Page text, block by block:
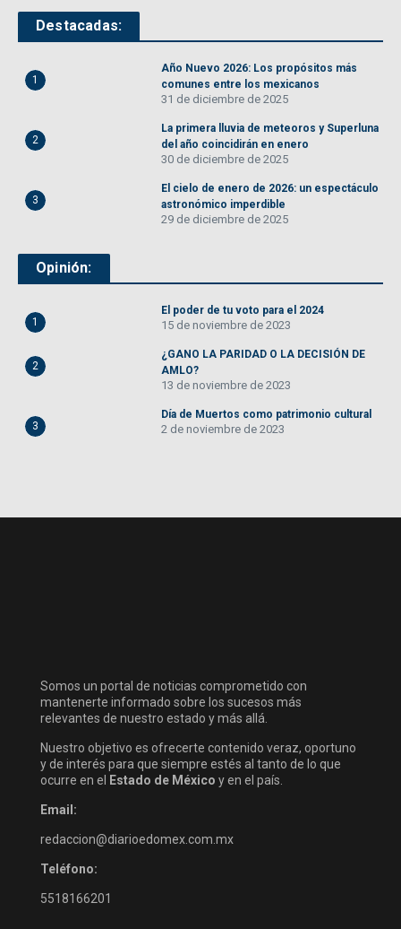
Destacadas:
1
Año Nuevo 2026: Los propósitos más
comunes entre los mexicanos
31 de diciembre de 2025
2
La primera lluvia de meteoros y Superluna
del año coincidirán en enero
30 de diciembre de 2025
3
El cielo de enero de 2026: un espectáculo
astronómico imperdible
29 de diciembre de 2025
Opinión:
1
El poder de tu voto para el 2024
15 de noviembre de 2023
2
¿GANO LA PARIDAD O LA DECISIÓN DE
AMLO?
13 de noviembre de 2023
3
Día de Muertos como patrimonio cultural
2 de noviembre de 2023
Somos un portal de noticias comprometido con
mantenerte informado sobre los sucesos más
relevantes de nuestro estado y más allá.
Nuestro objetivo es ofrecerte contenido veraz, oportuno
y de interés para que siempre estés al tanto de lo que
ocurre en el
Estado de México y en el país.
Email:
redaccion@diarioedomex.com.mx
Teléfono:
5518166201